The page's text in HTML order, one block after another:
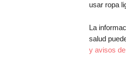
usar ropa
La
salud
y avisos